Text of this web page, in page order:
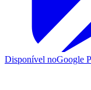
Disponível noGoogle